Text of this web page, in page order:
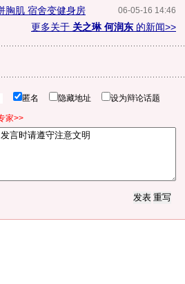
06-05-16 14:46
胸肌 宿舍变健身房
更多关于 关之琳 何润东 的新闻>>
匿名 隐藏地址 设为辩论话题
家>>